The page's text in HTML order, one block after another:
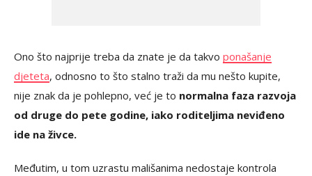
Ono što najprije treba da znate je da takvo ponašanje
djeteta, odnosno to što stalno traži da mu nešto kupite,
nije znak da je pohlepno, već je to normalna faza razvoja
od druge do pete godine, iako roditeljima neviđeno
ide na živce.
Međutim, u tom uzrastu mališanima nedostaje kontrola